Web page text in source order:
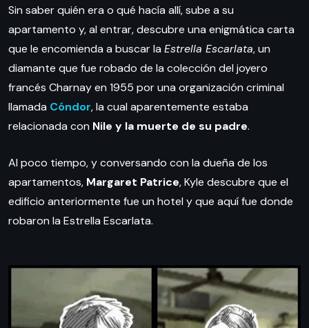
Sin saber quién era o qué hacía allí, sube a su
apartamento y, al entrar, descubre una enigmática carta
que le encomienda a buscar la Estrella Escarlata, un
diamante que fue robado de la colección del joyero
francés Charnay en 1955 por una organización criminal
llamada Cóndor, la cual aparentemente estaba
relacionada con Nile y la muerte de su padre.
Al poco tiempo, y conversando con la dueña de los
apartamentos, Margaret Patrice, Kyle descubre que el
edificio anteriormente fue un hotel y que aquí fue donde
robaron la Estrella Escarlata.